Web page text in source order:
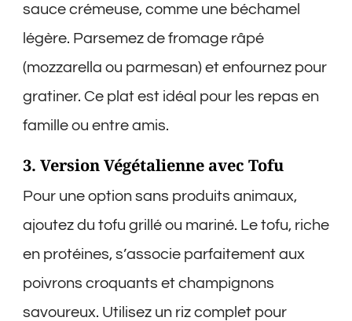
sauce crémeuse, comme une béchamel
légère. Parsemez de fromage râpé
(mozzarella ou parmesan) et enfournez pour
gratiner. Ce plat est idéal pour les repas en
famille ou entre amis.
3. Version Végétalienne avec Tofu
Pour une option sans produits animaux,
ajoutez du tofu grillé ou mariné. Le tofu, riche
en protéines, s’associe parfaitement aux
poivrons croquants et champignons
savoureux. Utilisez un riz complet pour